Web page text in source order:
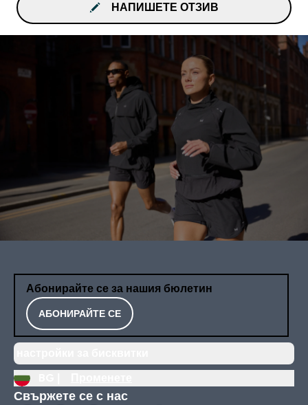
НАПИШЕТЕ ОТЗИВ
Абонирайте се за нашия бюлетин
АБОНИРАЙТЕ СЕ
Свържете се с нас